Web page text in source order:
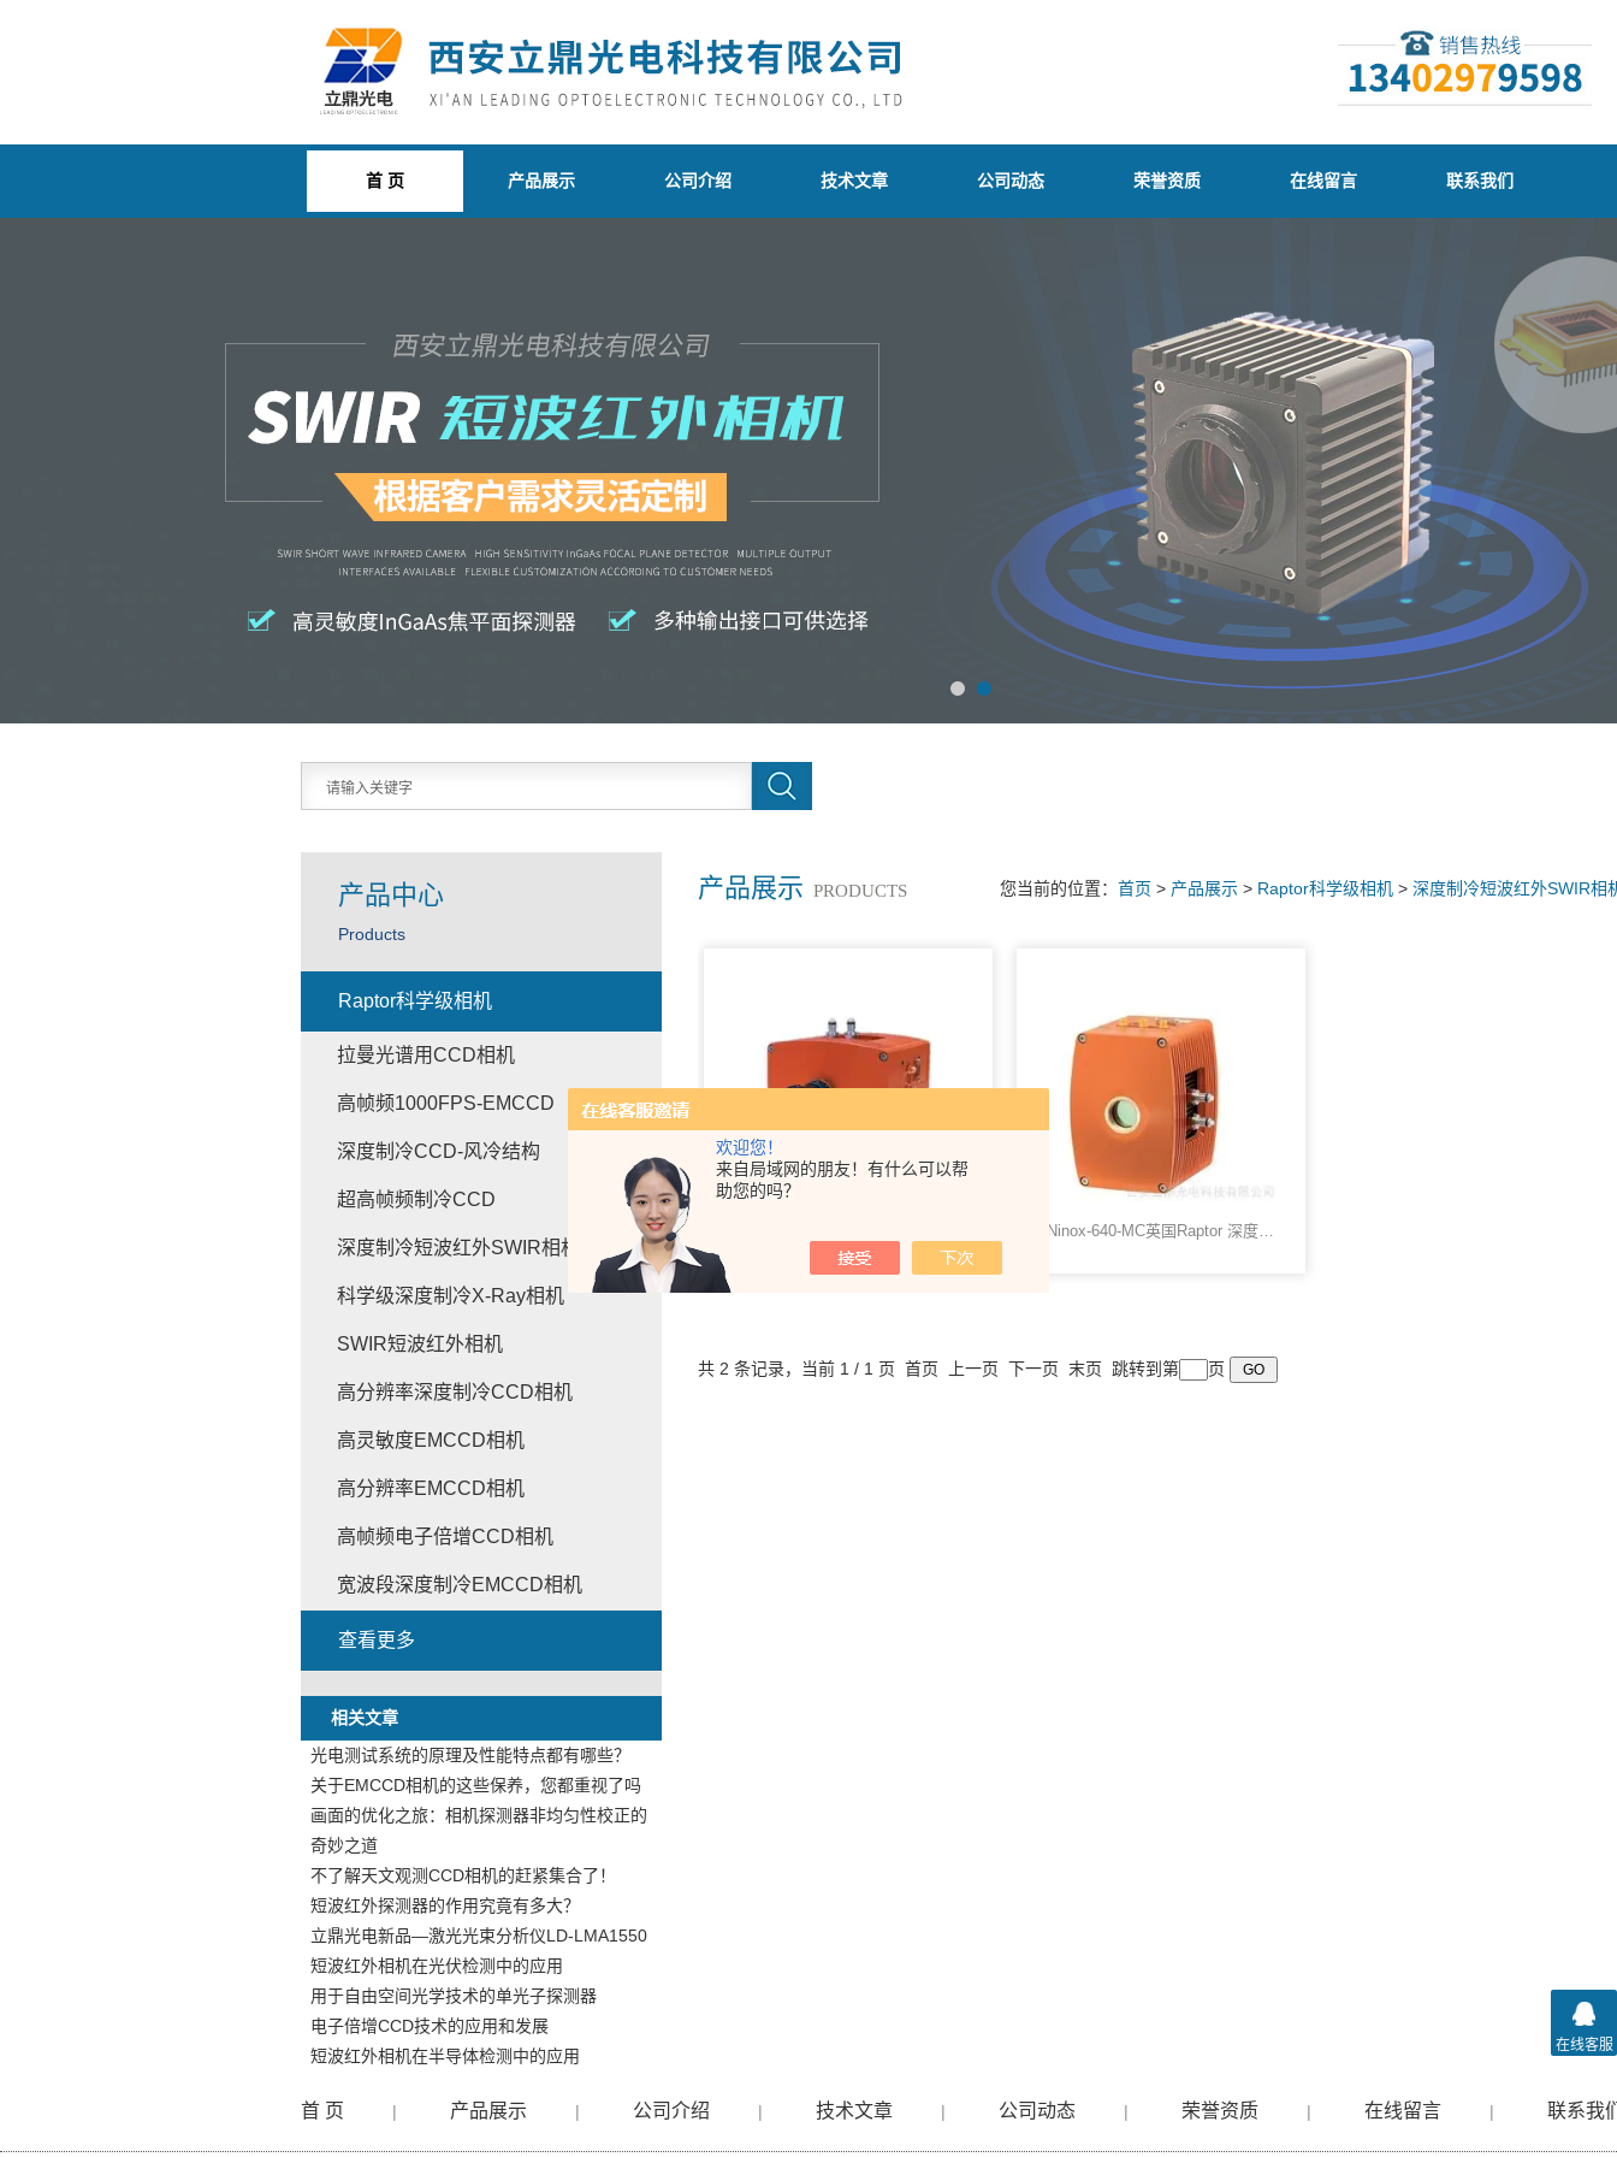
欢迎您！
来自局域网的朋友！有什么可以帮
助您的吗？
首 页 产品展示 公司介绍 技术文章 公司动态 荣誉资质 在线留言 联系我们
产品展示 PRODUCTS 您当前的位置： 首页 > 产品展示 > Raptor科学级相机 > 深度制冷短波红外SWIR相
Ninox-640-MC英国Raptor 深度制冷短波红外SWIR相机
共 2 条记录，当前 1 / 1 页 首页 上一页 下一页 末页 跳转到第 页
产品中心
Products
Raptor科学级相机
拉曼光谱用CCD相机
高帧频1000FPS-EMCCD
深度制冷CCD-风冷结构
超高帧频制冷CCD
深度制冷短波红外SWIR相机
科学级深度制冷X-Ray相机
SWIR短波红外相机
高分辨率深度制冷CCD相机
高灵敏度EMCCD相机
高分辨率EMCCD相机
高帧频电子倍增CCD相机
宽波段深度制冷EMCCD相机
查看更多
相关文章
光电测试系统的原理及性能特点都有哪些？
关于EMCCD相机的这些保养，您都重视了吗
画面的优化之旅：相机探测器非均匀性校正的
奇妙之道
不了解天文观测CCD相机的赶紧集合了！
短波红外探测器的作用究竟有多大？
立鼎光电新品—激光光束分析仪LD-LMA1550
短波红外相机在光伏检测中的应用
用于自由空间光学技术的单光子探测器
电子倍增CCD技术的应用和发展
短波红外相机在半导体检测中的应用
首 页 | 产品展示 | 公司介绍 | 技术文章 | 公司动态 | 荣誉资质 | 在线留言 | 联系我
在线客服